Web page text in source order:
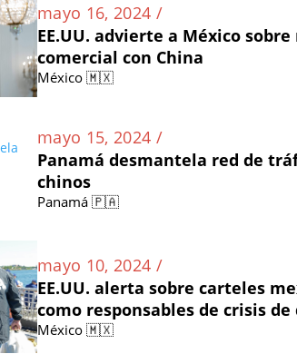
mayo 16, 2024 /
EE.UU. advierte a México
comercial con China
México 🇲🇽
mayo 15, 2024 /
Panamá desmantela red de
chinos
Panamá 🇵🇦
mayo 10, 2024 /
EE.UU. alerta sobre carteles
como responsables de crisis de
México 🇲🇽